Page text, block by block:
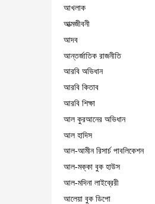
আখলাক
আত্মজীবনী
আদব
আন্তর্জাতিক রাজনীতি
আরবি অভিধান
আরবি কিতাব
আরবি শিক্ষা
আল কুরআনের অভিধান
আল হাদিস
আল-আমীন রিসার্চ পাবলিকেশন
আল-মক্কা বুক হাউস
আল-মদিনা লাইব্রেরী
আলেয়া বুক ডিপো